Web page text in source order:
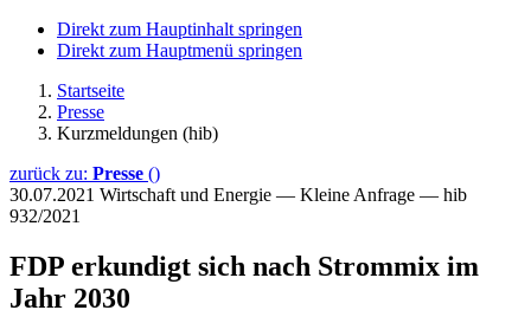
Direkt zum Hauptinhalt springen
Direkt zum Hauptmenü springen
Startseite
Presse
Kurzmeldungen (hib)
zurück zu: Presse ()
30.07.2021 Wirtschaft und Energie — Kleine Anfrage — hib
932/2021
FDP erkundigt sich nach Strommix im
Jahr 2030